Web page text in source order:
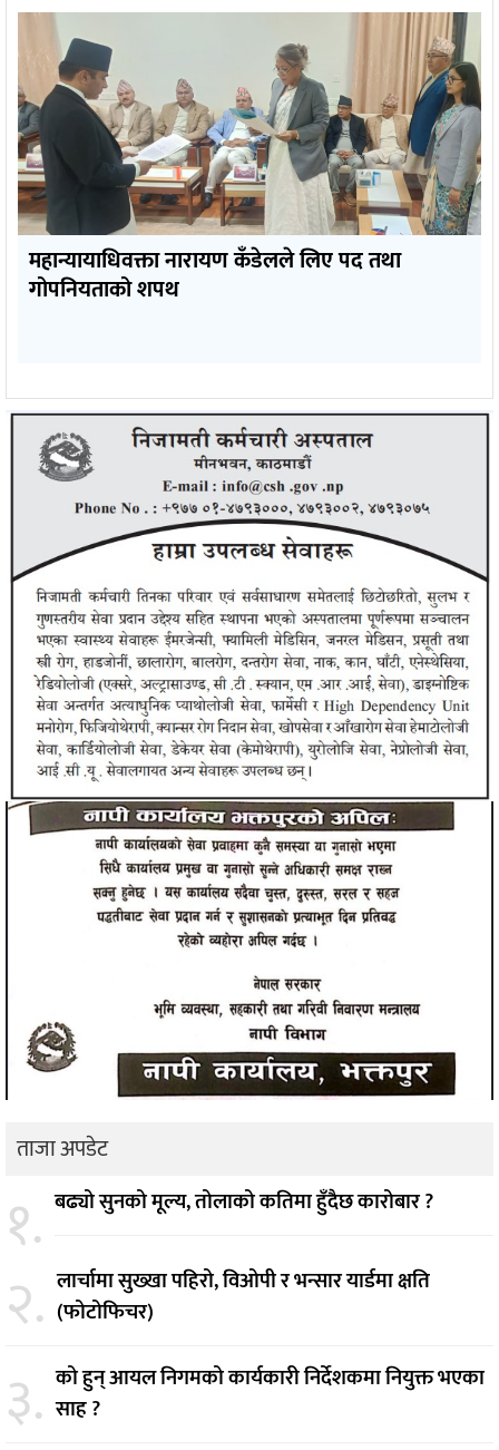
महान्यायाधिवक्ता नारायण कँडेलले लिए पद तथा
गोपनियताको शपथ
ताजा अपडेट
१. बढ्यो सुनको मूल्य, तोलाको कतिमा हुँदैछ कारोबार ?
२. लार्चामा सुख्खा पहिरो, विओपी र भन्सार यार्डमा क्षति
(फोटोफिचर)
३. को हुन् आयल निगमको कार्यकारी निर्देशकमा नियुक्त भएका
साह ?